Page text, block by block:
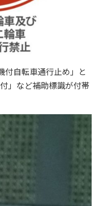
付自転車通行止め」と
」など補助標識が付帯